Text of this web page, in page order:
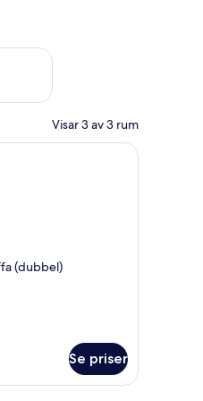
helg aug. 21 - aug. 23
Visar 3 av 3 rum
med en stor säng, två
(dubbel)
Se priser